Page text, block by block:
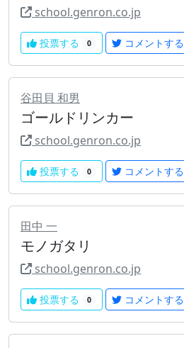
school.genron.co.jp
投票する 0 コメントする
谷田貝 和男
ゴールドリンカー
school.genron.co.jp
投票する 0 コメントする
田中 一
モノガタリ
school.genron.co.jp
投票する 0 コメントする